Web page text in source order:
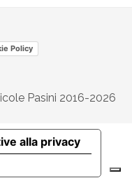
Policy
Pasini 2016-2026
alla privacy